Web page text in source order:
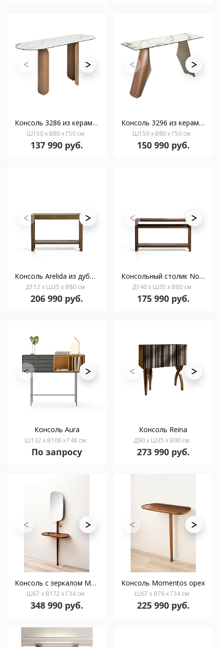
Консоль 3286 из керамики в мраморной отделке и стали бронзового цвета
Ш150 x В80 x Г50 см
137 990 руб.
Консоль 3296 из керамики в мраморной отделке, стали и ореха
Ш150 x В80 x Г50 см
150 990 руб.
Консоль Arelida из дуба со светло-коричневой отделкой, 112 x 80 см
Д112 x Ш35 x В80 см
206 990 руб.
Консольный столик Norani из массива акации, 140 x 80 см
Д140 x Ш35 x В80 см
175 990 руб.
Консоль Aura
Ш132 x В106 x Г48 см
По запросу
Консоль Reina
Д90 x Ш35 x В90 см
273 990 руб.
Консоль с зеркалом Momentos орех-латунь
Ш67 x В172 x Г34 см
348 990 руб.
Консоль Momentos орех
Ш67 x В76 x Г34 см
225 990 руб.